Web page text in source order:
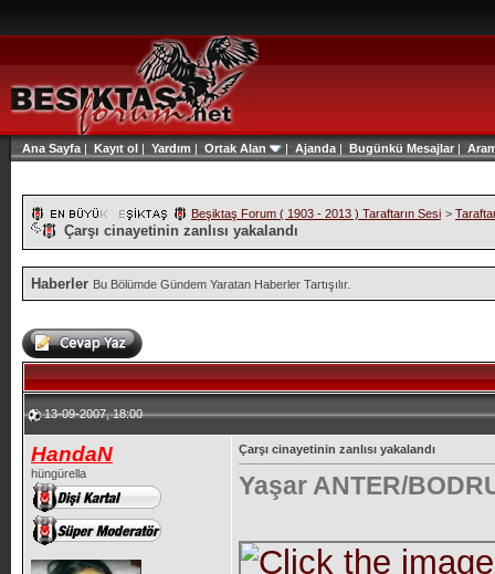
Ana Sayfa | Kayıt ol | Yardım | Ortak Alan | Ajanda | Bugünkü Mesajlar|
Beşiktaş Forum ( 1903 - 2013 ) Taraftarın Sesi >
Çarşı cinayetinin zanlısı yakalandı
Haberler Bu Bölümde Gündem Yaratan Haberler Tartışılır.
13-09-2007, 18:00
HandaN
hüngürella
Çarşı cinayetinin zanlısı yakalandı
Yaşar ANTER/